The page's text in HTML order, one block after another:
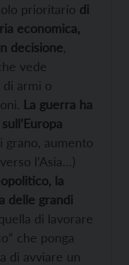
prioritario di
economica,
decisione
vede
di armi o
La guerra ha
grano, aumento
l’Asia…)
la
delle grandi
di lavorare
che ponga
di avviare un